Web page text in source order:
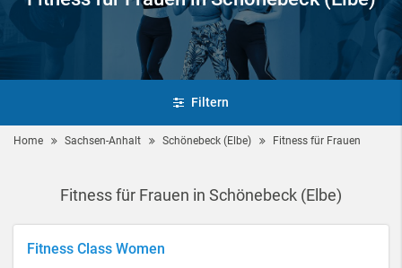
Filtern
Home Sachsen-Anhalt Schönebeck (Elbe) Fitness für Frauen
Fitness für Frauen in Schönebeck (Elbe)
Fitness Class Women